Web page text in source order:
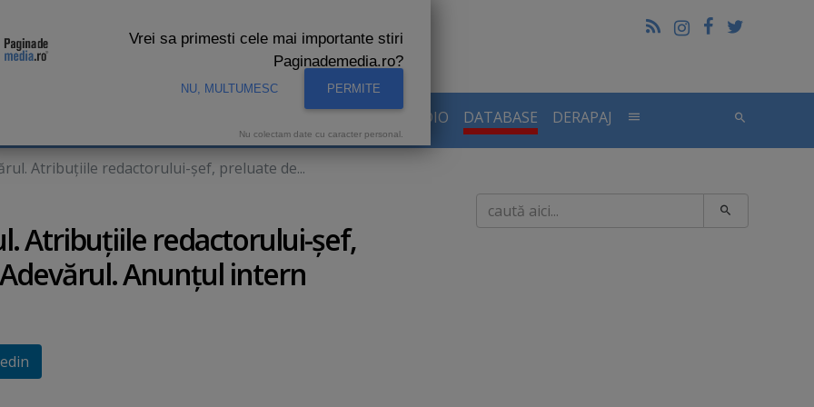
AUDIENTE RADIO DATABASE DERAPAJ
Atribuţiile redactorului-şef, preluate de...
Atribuţiile redactorului-şef,
Anunţul intern
Caută
Vrei sa primesti cele mai importante stiri
Paginademedia.ro?
NU, MULTUMESC PERMITE
Nu colectam date cu caracter personal.